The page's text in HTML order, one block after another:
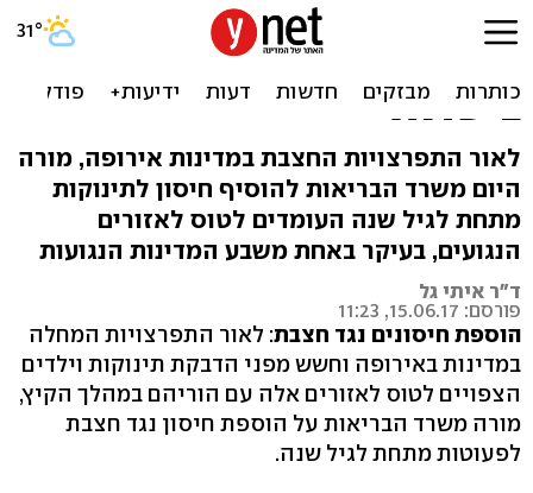
לאור החצבת באירופה:
הנחיות החיסון החדשות
בישראל
לאור התפרצויות החצבת במדינות אירופה, מורה
היום משרד הבריאות להוסיף חיסון לתינוקות
מתחת לגיל שנה העומדים לטוס לאזורים
הנגועים, בעיקר באחת משבע המדינות הנגועות
ד"ר איתי גל
פורסם: 15.06.17, 11:23
הוספת חיסונים נגד חצבת: לאור התפרצויות המחלה
במדינות באירופה וחשש מפני הדבקת תינוקות וילדים
הצפויים לטוס לאזורים אלה עם הוריהם במהלך הקיץ,
מורה משרד הבריאות על הוספת חיסון נגד חצבת
לפעוטות מתחת לגיל שנה.